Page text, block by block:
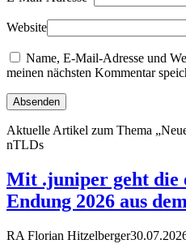
Website
Name, E-Mail-Adresse und
meinen nächsten Kommentar
Aktuelle Artikel zum Thema
nTLDs
Mit .juniper geht die
Endung 2026 aus
RA Florian Hitzelberger